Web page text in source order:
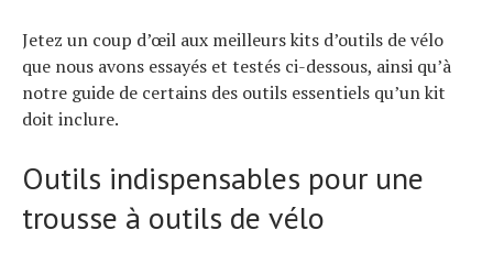
Jetez un coup d’œil aux meilleurs kits d’outils de vélo
que nous avons essayés et testés ci-dessous, ainsi qu’à
notre guide de certains des outils essentiels qu’un kit
doit inclure.
Outils indispensables pour une
trousse à outils de vélo